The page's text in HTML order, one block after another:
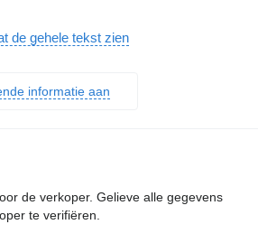
- NEW TACHO -
de gehele tekst zien
informatie aan
de verkoper. Gelieve alle gegevens
te verifiëren.